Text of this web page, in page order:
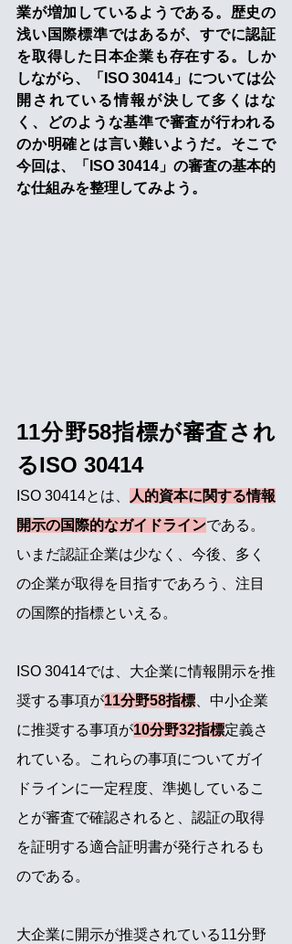
業が増加しているようである。歴史の
浅い国際標準ではあるが、すでに認証
を取得した日本企業も存在する。しか
しながら、「ISO 30414」については公
開されている情報が決して多くはな
く、どのような基準で審査が行われる
のか明確とは言い難いようだ。そこで
今回は、「ISO 30414」の審査の基本的
な仕組みを整理してみよう。
11分野58指標が審査され
るISO 30414
ISO 30414とは、
人的資本に関する情報
開示の国際的なガイドラインである。
いまだ認証企業は少なく、今後、多く
の企業が取得を目指すであろう、注目
の国際的指標といえる。
ISO 30414では、大企業に情報開示を推
奨する事項が11分野58指標、中小企業
に推奨する事項が10分野32指標定義さ
れている。これらの事項についてガイ
ドラインに一定程度、準拠しているこ
とが審査で確認されると、認証の取得
を証明する適合証明書が発行されるも
のである。
大企業に開示が推奨されている11分野